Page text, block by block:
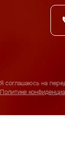
Я соглашаюсь на
Политике